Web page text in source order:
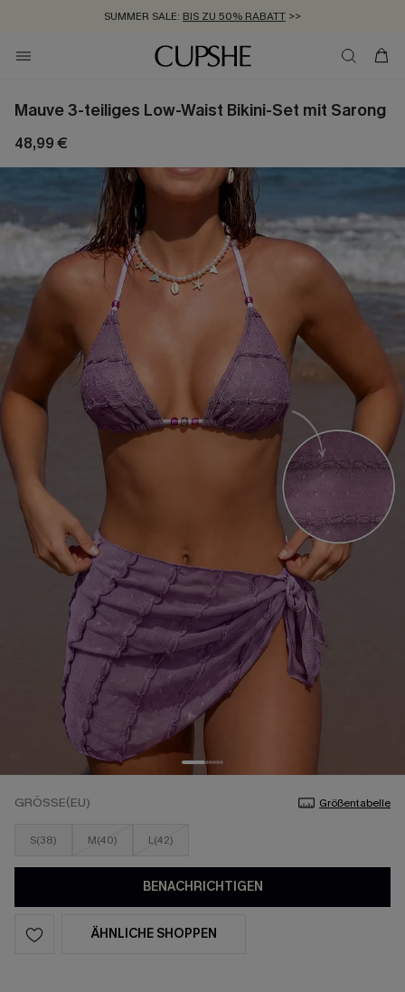
SUMMER SALE: BIS ZU 50% RABATT >>
ZUM NEWSLETTER:BIS ZU -20% EXTRA ERHALTEN
KOSTENLOSER VERSAND AB 89 €
Mauve 3-teiliges Low-Waist Bikini-Set mit Sarong
48,99 €
GRÖSSE(EU) Größentabelle
S(38) M(40) L(42)
BENACHRICHTIGEN
ÄHNLICHE SHOPPEN